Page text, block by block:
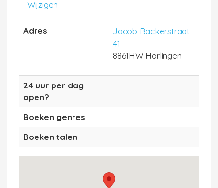
Wijzigen
Adres
Jacob Backerstraat
41
8861HW Harlingen
24 uur per dag
open?
Boeken genres
Boeken talen